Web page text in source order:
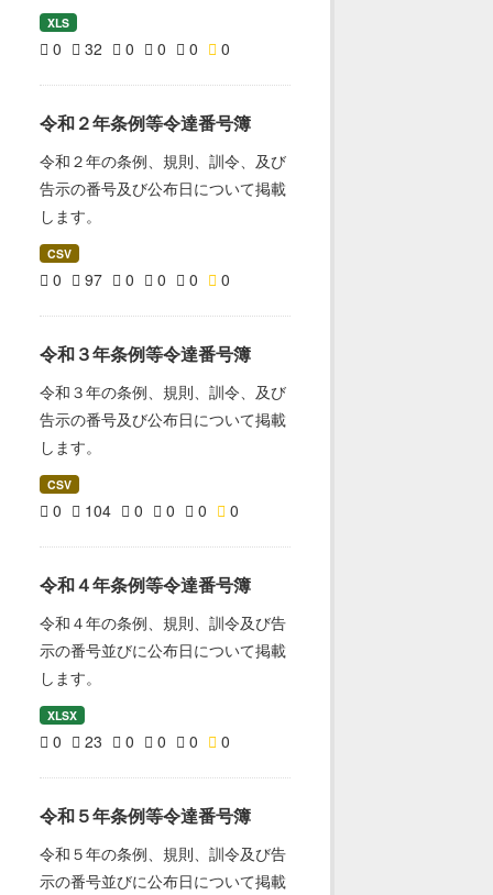
XLS
0 32 0 0 0 0
令和２年条例等令達番号簿
令和２年の条例、規則、訓令、及び
告示の番号及び公布日について掲載
します。
CSV
0 97 0 0 0 0
令和３年条例等令達番号簿
令和３年の条例、規則、訓令、及び
告示の番号及び公布日について掲載
します。
CSV
0 104 0 0 0 0
令和４年条例等令達番号簿
令和４年の条例、規則、訓令及び告
示の番号並びに公布日について掲載
します。
XLSX
0 23 0 0 0 0
令和５年条例等令達番号簿
令和５年の条例、規則、訓令及び告
示の番号並びに公布日について掲載